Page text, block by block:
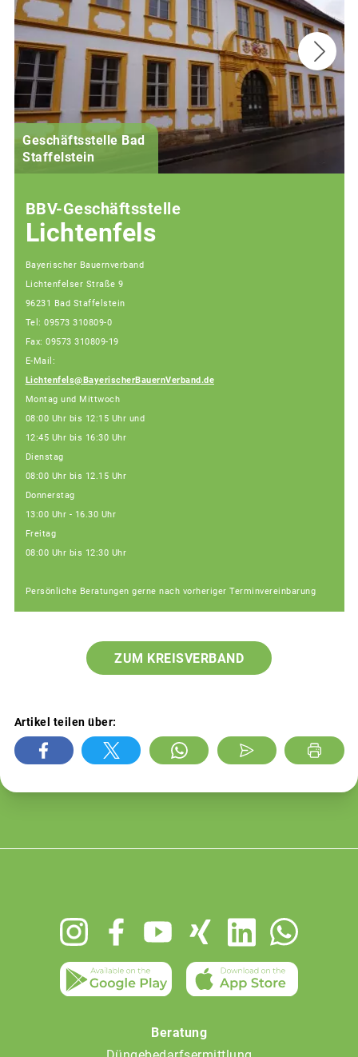
Geschäftsstelle Bad
Staffelstein
BBV-Geschäftsstelle
Lichtenfels
Bayerischer Bauernverband
Lichtenfelser Straße 9
96231 Bad Staffelstein
Tel: 09573 310809-0
Fax: 09573 310809-19
E-Mail:
Lichtenfels@BayerischerBauernVerband.de
Montag und Mittwoch
08:00 Uhr bis 12:15 Uhr und
12:45 Uhr bis 16:30 Uhr
Dienstag
08:00 Uhr bis 12.15 Uhr
Donnerstag
13:00 Uhr - 16.30 Uhr
Freitag
08:00 Uhr bis 12:30 Uhr
Persönliche Beratungen gerne nach vorheriger Terminvereinbarung
ZUM KREISVERBAND
Artikel teilen über:
Beratung